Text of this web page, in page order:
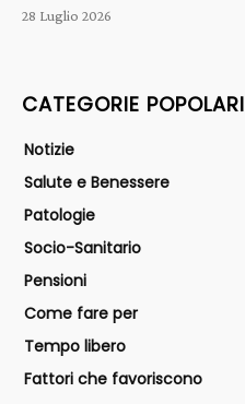
28 Luglio 2026
CATEGORIE POPOLARI
Notizie
Salute e Benessere
Patologie
Socio-Sanitario
Pensioni
Come fare per
Tempo libero
Fattori che favoriscono